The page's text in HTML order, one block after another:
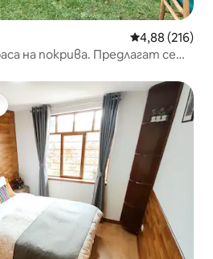
Средна
4,88 (216)
на покрива. Предлагат се
на гостите